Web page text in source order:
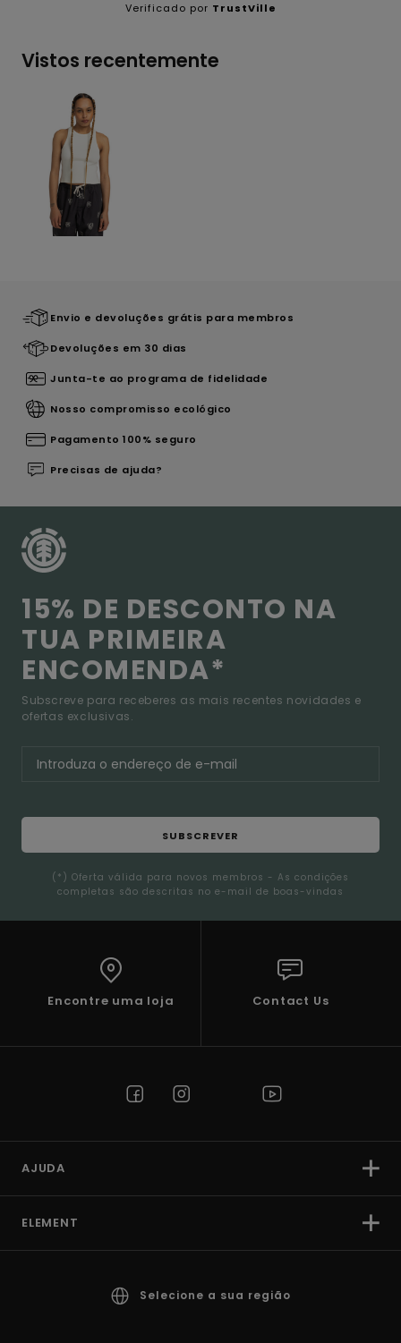
Verificado por TrustVille
Vistos recentemente
Envio e devoluções grátis para membros
Devoluções em 30 dias
Junta-te ao programa de fidelidade
Nosso compromisso ecológico
Pagamento 100% seguro
Precisas de ajuda?
15% DE DESCONTO NA
TUA PRIMEIRA
ENCOMENDA*
Subscreve para receberes as mais recentes novidades e
ofertas exclusivas.
SUBSCREVER
(*) Oferta válida para novos membros - As condições
completas são descritas no e-mail de boas-vindas
Encontre uma loja Contact Us
AJUDA
ELEMENT
Selecione a sua região